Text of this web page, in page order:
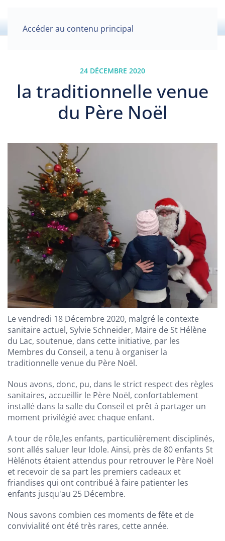
Accéder au contenu principal
24 DÉCEMBRE 2020
la traditionnelle venue
du Père Noël
Le vendredi 18 Décembre 2020, malgré le contexte
sanitaire actuel, Sylvie Schneider, Maire de St Hélène
du Lac, soutenue, dans cette initiative, par les
Membres du Conseil, a tenu à organiser la
traditionnelle venue du Père Noël.
Nous avons, donc, pu, dans le strict respect des règles
sanitaires, accueillir le Père Noël, confortablement
installé dans la salle du Conseil et prêt à partager un
moment privilégié avec chaque enfant.
A tour de rôle,les enfants, particulièrement disciplinés,
sont allés saluer leur Idole. Ainsi, près de 80 enfants St
Hèlénots étaient attendus pour retrouver le Père Noël
et recevoir de sa part les premiers cadeaux et
friandises qui ont contribué à faire patienter les
enfants jusqu'au 25 Décembre.
Nous savons combien ces moments de fête et de
convivialité ont été très rares, cette année.